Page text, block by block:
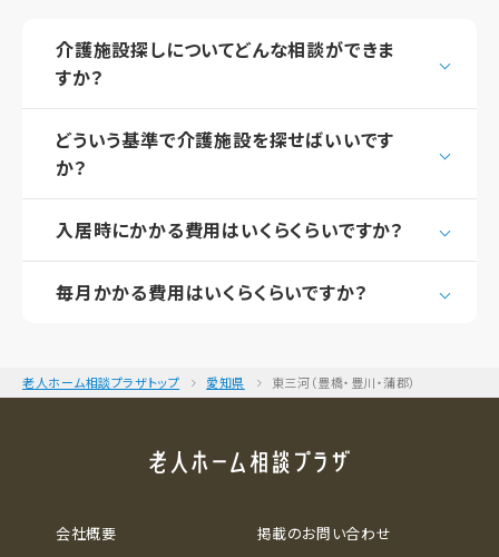
介護施設探しについてどんな相談ができま
すか？
どういう基準で介護施設を探せばいいです
か？
入居時にかかる費用はいくらくらいですか？
毎月かかる費用はいくらくらいですか？
老人ホーム相談プラザトップ 愛知県 東三河（豊橋・豊川・蒲郡）
会社概要
掲載のお問い合わせ